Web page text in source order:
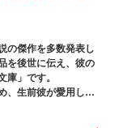
応えは抜群。せっ
がでしょうか。
の傑作を多数発表し
を後世に伝え、彼の
」です。
、生前彼が愛用して
も復元されてお
た「池波グッズ」